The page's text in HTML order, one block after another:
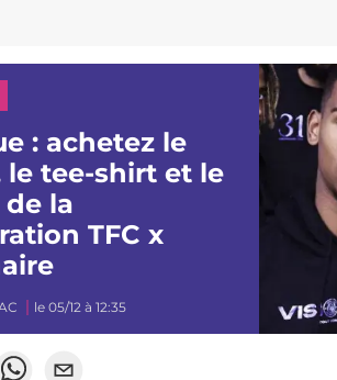
: achetez le
le tee-shirt et le
la
TFC x
le 05/12 à 12:35